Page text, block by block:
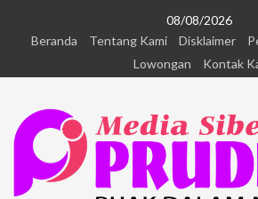
08/08/2026
Beranda
Tentang Kami Disklaimer
Lowongan
Kontak